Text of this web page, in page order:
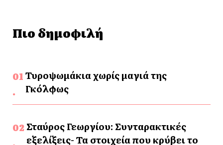
Πιο δημοφιλή
Τυροψωμάκια χωρίς μαγιά της
Γκόλφως
Σταύρος Γεωργίου: Συνταρακτικές
εξελίξεις- Τα στοιχεία που κρύβει το